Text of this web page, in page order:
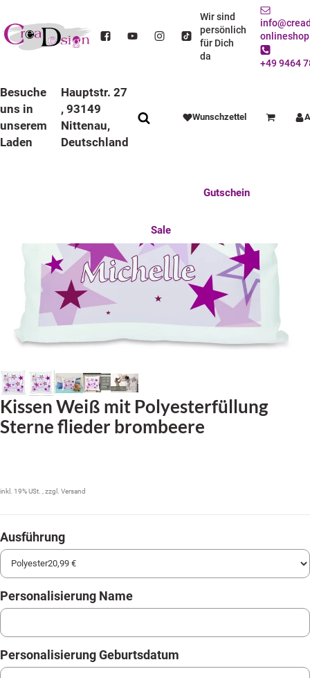
Wir sind
persönlich
für Dich
da
+49 9464
Besuche
uns in
unserem
Laden
Hauptstr. 27
, 93149
Nittenau,
Deutschland
Wunschzettel Warenkorb
Gutschein
Sale
KUSCHELKISSEN
KISSEN WEISS STERNE FLIEDER BROMBEERE
Kissen Weiß mit Polyesterfüllung
Sterne flieder brombeere
inkl. 19% USt. , zzgl. Versand
Ausführung
Personalisierung Name
Personalisierung Name
Personalisierung Geburtsdatum
Personalisierung Geburtsdatum